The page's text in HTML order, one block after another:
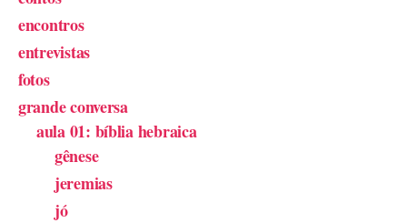
encontros
entrevistas
fotos
grande conversa
aula 01: bíblia hebraica
gênese
jeremias
jó